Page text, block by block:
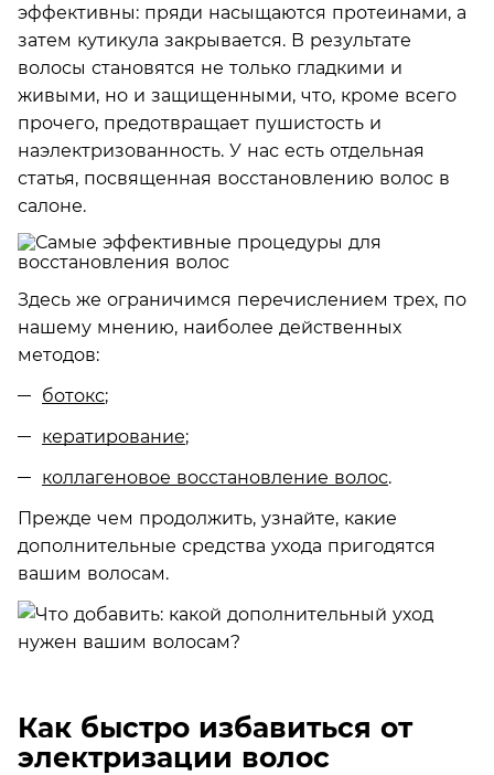
эффективны: пряди насыщаются протеинами, а
затем кутикула закрывается. В результате
волосы становятся не только гладкими и
живыми, но и защищенными, что, кроме всего
прочего, предотвращает пушистость и
наэлектризованность. У нас есть отдельная
статья, посвященная восстановлению волос в
салоне.
Здесь же ограничимся перечислением трех, по
нашему мнению, наиболее действенных
методов:
ботокс;
кератирование;
коллагеновое восстановление волос.
Прежде чем продолжить, узнайте, какие
дополнительные средства ухода пригодятся
вашим волосам.
Как быстро избавиться от
электризации волос